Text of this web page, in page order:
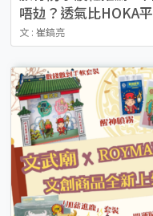
唔攰？透氣比HOKA平
文 : 崔鎬亮